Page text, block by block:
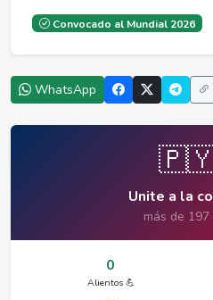
Convocado al Mundial 2026
WhatsApp
Unite a la
más de
0
Alientos 💪